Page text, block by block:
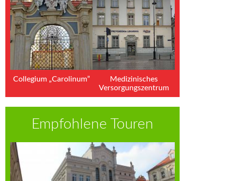
Collegium „Carolinum”
Medizinisches
Versorgungszentrum
"Optima-Medycyna"
Empfohlene Touren